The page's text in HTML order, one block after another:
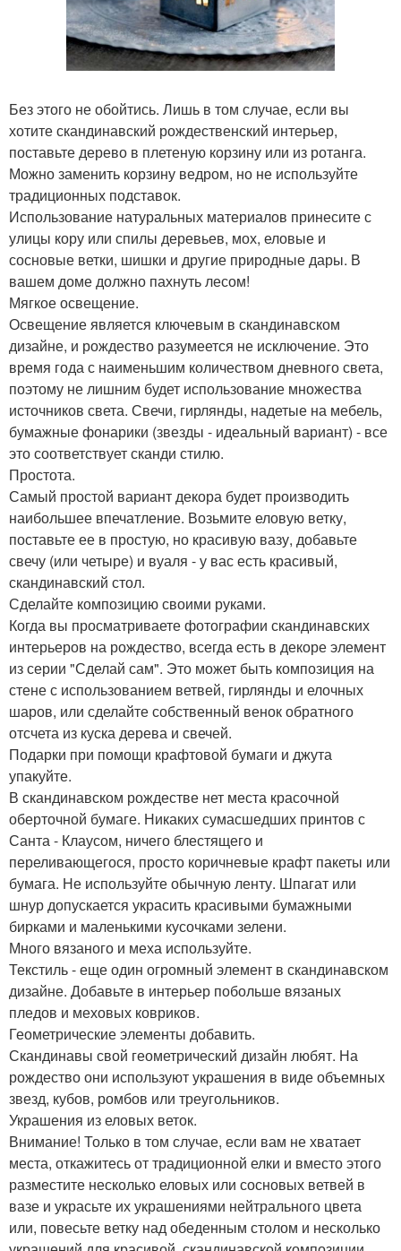
Без этого не обойтись. Лишь в том случае, если вы
хотите скандинавский рождественский интерьер,
поставьте дерево в плетеную корзину или из ротанга.
Можно заменить корзину ведром, но не используйте
традиционных подставок.
Использование натуральных материалов принесите с
улицы кору или спилы деревьев, мох, еловые и
сосновые ветки, шишки и другие природные дары. В
вашем доме должно пахнуть лесом!
Мягкое освещение.
Освещение является ключевым в скандинавском
дизайне, и рождество разумеется не исключение. Это
время года с наименьшим количеством дневного света,
поэтому не лишним будет использование множества
источников света. Свечи, гирлянды, надетые на мебель,
бумажные фонарики (звезды - идеальный вариант) - все
это соответствует сканди стилю.
Простота.
Самый простой вариант декора будет производить
наибольшее впечатление. Возьмите еловую ветку,
поставьте ее в простую, но красивую вазу, добавьте
свечу (или четыре) и вуаля - у вас есть красивый,
скандинавский стол.
Сделайте композицию своими руками.
Когда вы просматриваете фотографии скандинавских
интерьеров на рождество, всегда есть в декоре элемент
из серии "Сделай сам". Это может быть композиция на
стене с использованием ветвей, гирлянды и елочных
шаров, или сделайте собственный венок обратного
отсчета из куска дерева и свечей.
Подарки при помощи крафтовой бумаги и джута
упакуйте.
В скандинавском рождестве нет места красочной
оберточной бумаге. Никаких сумасшедших принтов с
Санта - Клаусом, ничего блестящего и
переливающегося, просто коричневые крафт пакеты или
бумага. Не используйте обычную ленту. Шпагат или
шнур допускается украсить красивыми бумажными
бирками и маленькими кусочками зелени.
Много вязаного и меха используйте.
Текстиль - еще один огромный элемент в скандинавском
дизайне. Добавьте в интерьер побольше вязаных
пледов и меховых ковриков.
Геометрические элементы добавить.
Скандинавы свой геометрический дизайн любят. На
рождество они используют украшения в виде объемных
звезд, кубов, ромбов или треугольников.
Украшения из еловых веток.
Внимание! Только в том случае, если вам не хватает
места, откажитесь от традиционной елки и вместо этого
разместите несколько еловых или сосновых ветвей в
вазе и украсьте их украшениями нейтрального цвета
или, повесьте ветку над обеденным столом и несколько